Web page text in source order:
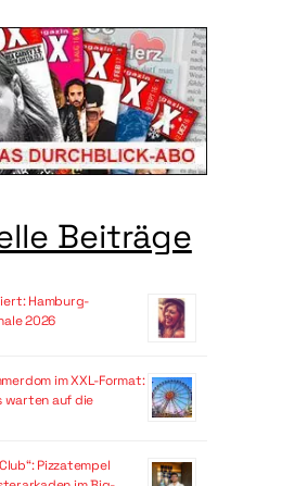
Beiträge
Hamburg-
2026
im XXL-Format:
warten auf die
Pizzatempel